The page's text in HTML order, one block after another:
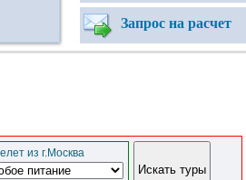
Запрос на расчет
из г.Москва